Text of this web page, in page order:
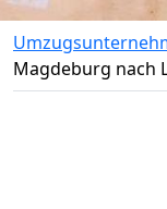
Magdeburg nach